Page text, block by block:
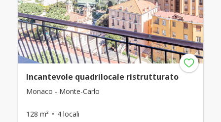
Incantevole quadrilocale ristrutturato
Monaco - Monte-Carlo
128 m² 4 locali